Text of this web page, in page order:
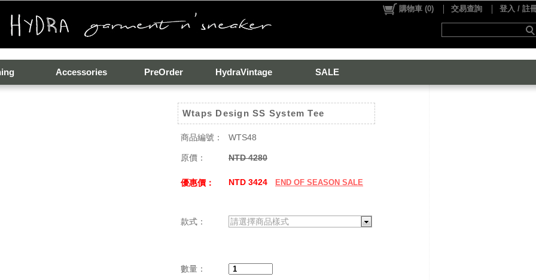
Accessories PreOrder HydraVintage SALE
購物車 (0) 交易查詢 登入 / 註
Wtaps Design SS System Tee
商品編號： WTS48
原價： NTD 4280
優惠價： NTD 3424 END OF SEASON SALE
款式： 請選擇商品樣式
數量：